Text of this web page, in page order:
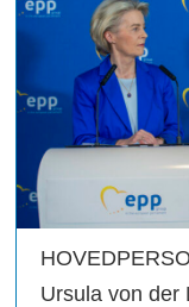
Ursula von der